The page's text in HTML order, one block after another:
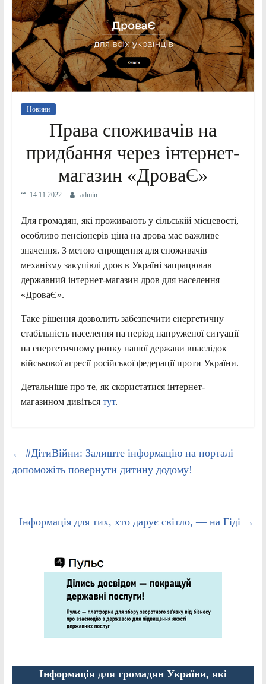
Новини
Права споживачів на
придбання через інтернет-
магазин «ДроваЄ»
14.11.2022 admin
Для громадян, які проживають у сільській місцевості,
особливо пенсіонерів ціна на дрова має важливе
значення. З метою спрощення для споживачів
механізму закупівлі дров в Україні запрацював
державний інтернет-магазин дров для населення
«ДроваЄ».
Таке рішення дозволить забезпечити енергетичну
стабільність населення на період напруженої ситуації
на енергетичному ринку нашої держави внаслідок
військової агресії російської федерації проти України.
Детальніше про те, як скористатися інтернет-
магазином дивіться тут.
← #ДітиВійни: Залиште інформацію на порталі –
допоможіть повернути дитину додому!
Інформація для тих, хто дарує світло, — на Гіді →
Інформація для громадян України, які